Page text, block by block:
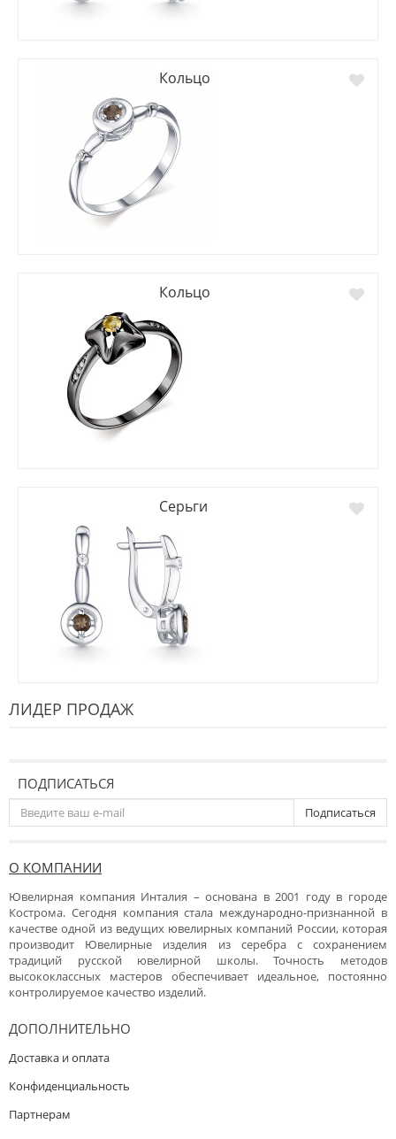
Кольцо
Кольцо
Серьги
ЛИДЕР ПРОДАЖ
ПОДПИСАТЬСЯ
Подписаться
О КОМПАНИИ
Ювелирная компания Инталия – основана в 2001 году в городе
Кострома. Сегодня компания стала международно-признанной в
качестве одной из ведущих ювелирных компаний России, которая
производит Ювелирные изделия из серебра с сохранением
традиций русской ювелирной школы. Точность методов
высококлассных мастеров обеспечивает идеальное, постоянно
контролируемое качество изделий.
ДОПОЛНИТЕЛЬНО
Доставка и оплата
Конфиденциальность
Партнерам